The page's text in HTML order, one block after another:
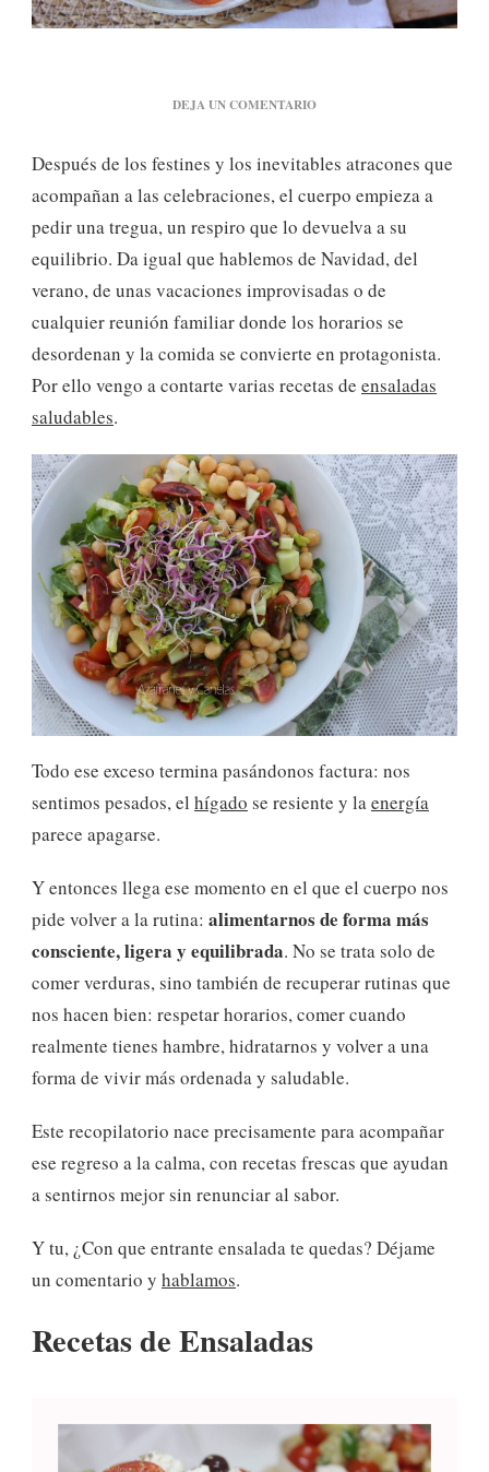
DEJA UN COMENTARIOEN
DE
QUE
DEPURAN
TU
ORGANISMO
Después de los festines y los inevitables atracones que
acompañan a las celebraciones, el cuerpo empieza a
pedir una tregua, un respiro que lo devuelva a su
equilibrio. Da igual que hablemos de Navidad, del
verano, de unas vacaciones improvisadas o de
cualquier reunión familiar donde los horarios se
desordenan y la comida se convierte en protagonista.
Por ello vengo a contarte varias recetas de ensaladas
saludables.
Todo ese exceso termina pasándonos factura: nos
sentimos pesados, el hígado se resiente y laenergía
parece apagarse.
Y entonces llega ese momento en el que el cuerpo nos
pide volver a la rutina: alimentarnos de forma más
consciente, ligera y equilibrada. No se trata solo de
comer verduras, sino también de recuperar rutinas que
nos hacen bien: respetar horarios, comer cuando
realmente tienes hambre, hidratarnos y volver a una
forma de vivir más ordenada y saludable.
Este recopilatorio nace precisamente para acompañar
ese regreso a la calma, con recetas frescas que ayudan
a sentirnos mejor sin renunciar al sabor.
Y tu, ¿Con que entrante ensalada te quedas? Déjame
un comentario y hablamos.
Recetas de Ensaladas